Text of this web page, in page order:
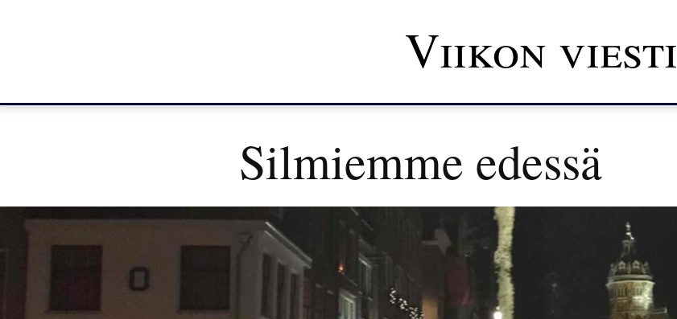
Viikon viesti
Silmiemme edessä